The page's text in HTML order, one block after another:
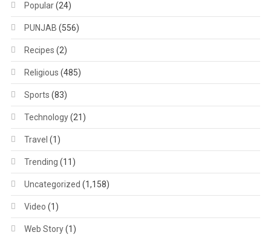
Popular(24)
PUNJAB (556)
Recipes (2)
Religious (485)
Sports (83)
Technology(21)
Travel (1)
Trending (11)
Uncategorized (1,158)
Video (1)
Web Story(1)